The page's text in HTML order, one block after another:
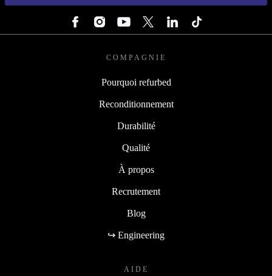
COMPAGNIE
Pourquoi refurbed
Reconditionnement
Durabilité
Qualité
À propos
Recrutement
Blog
↪ Engineering
AIDE